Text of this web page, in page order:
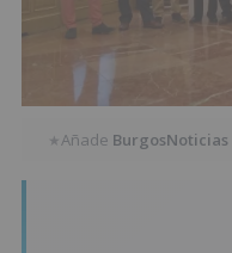
★Añade BurgosNoticias